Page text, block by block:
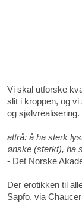
Vi skal utforske
slit i kroppen, og
og sjølvrealisering.
attrå: å ha sterk
ønske (sterkt), ha
- Det Norske
Der erotikken til
Sapfo, via